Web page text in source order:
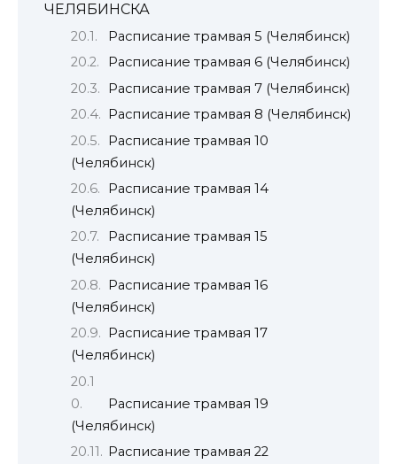
ЧЕЛЯБИНСКА
Расписание трамвая 5 (Челябинск)
Расписание трамвая 6 (Челябинск)
Расписание трамвая 7 (Челябинск)
Расписание трамвая 8 (Челябинск)
Расписание трамвая 10
(Челябинск)
Расписание трамвая 14
(Челябинск)
Расписание трамвая 15
(Челябинск)
Расписание трамвая 16
(Челябинск)
Расписание трамвая 17
(Челябинск)
Расписание трамвая 19
(Челябинск)
Расписание трамвая 22